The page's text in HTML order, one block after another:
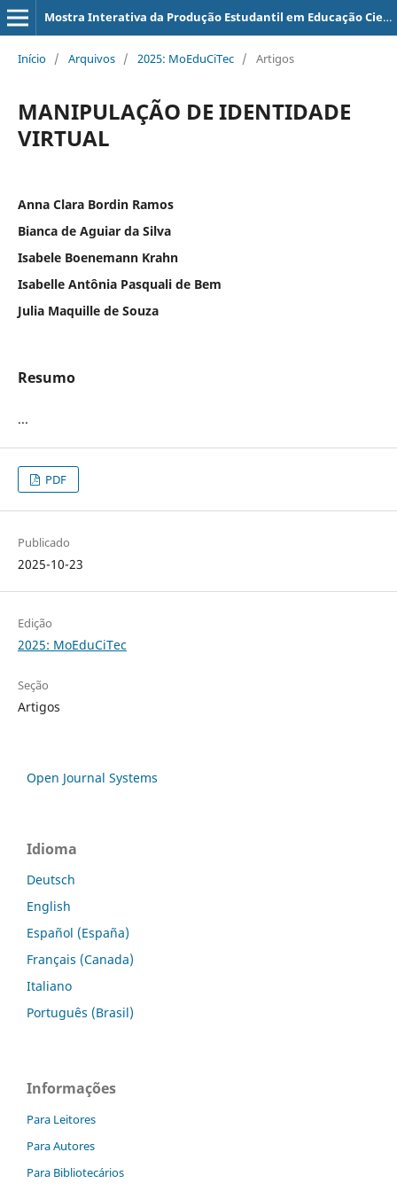
Mostra Interativa da Produção Estudantil em Educação Científica e Tecnológica
Início / Arquivos / 2025: MoEduCiTec / Artigos
MANIPULAÇÃO DE IDENTIDADE
VIRTUAL
Anna Clara Bordin Ramos
Bianca de Aguiar da Silva
Isabele Boenemann Krahn
Isabelle Antônia Pasquali de Bem
Julia Maquille de Souza
Resumo
...
PDF
Publicado
2025-10-23
Edição
2025: MoEduCiTec
Seção
Artigos
Open Journal Systems
Idioma
Deutsch
English
Español (España)
Français (Canada)
Italiano
Português (Brasil)
Informações
Para Leitores
Para Autores
Para Bibliotecários